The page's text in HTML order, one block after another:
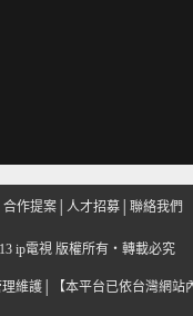
合作提案 人才招募 聯絡我們
ip電視 版權所有‧轉載必究
維護│ 【本平台已依台灣網站